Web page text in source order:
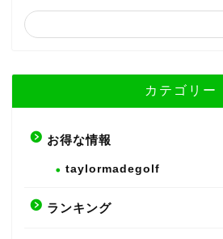
カテゴリー
お得な情報
taylormadegolf
ランキング